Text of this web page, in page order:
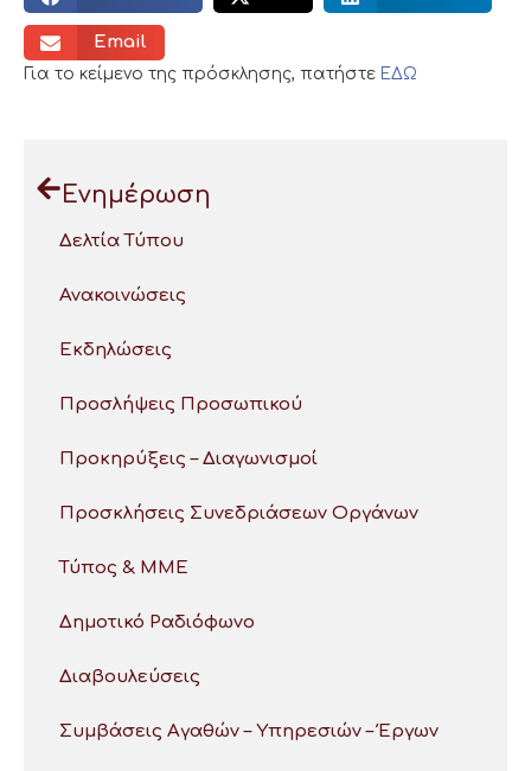
Email
Για το κείμενο της πρόσκλησης, πατήστε ΕΔΩ
Ενημέρωση
Δελτία Τύπου
Ανακοινώσεις
Εκδηλώσεις
Προσλήψεις Προσωπικού
Προκηρύξεις – Διαγωνισμοί
Προσκλήσεις Συνεδριάσεων Οργάνων
Τύπος & ΜΜΕ
Δημοτικό Ραδιόφωνο
Διαβουλεύσεις
Συμβάσεις Αγαθών – Υπηρεσιών – Έργων